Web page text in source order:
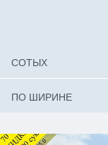
СОТЫХ
ПО ШИРИНЕ